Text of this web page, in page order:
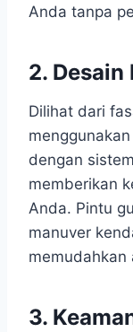
Anda tanpa
2. Desain
Dilihat dari
dengan sistem
memberikan
Anda. Pintu
manuver
memudahkan
3.